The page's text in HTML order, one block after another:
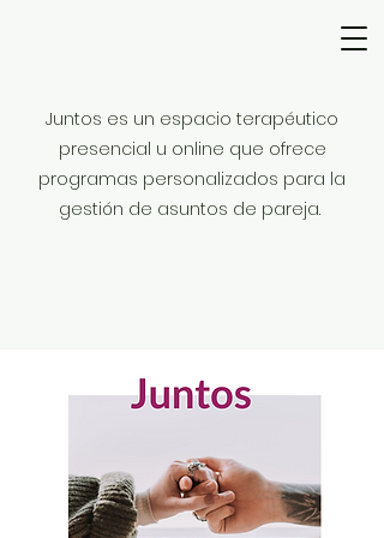
Juntos es un espacio terapéutico
presencial u online que ofrece
programas personalizados para la
gestión de asuntos de pareja.